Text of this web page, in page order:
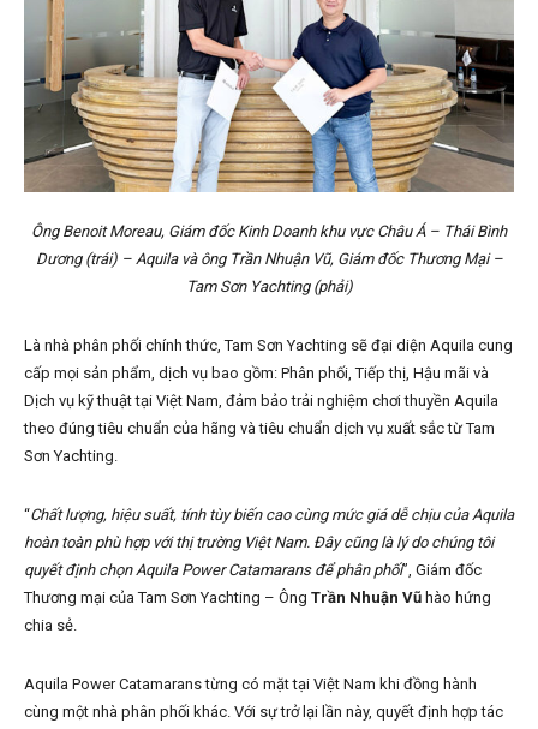
Ông Benoit Moreau, Giám đốc Kinh Doanh khu vực Châu Á – Thái Bình
Dương (trái) – Aquila và ông Trần Nhuận Vũ, Giám đốc Thương Mại –
Tam Sơn Yachting (phải)
Là nhà phân phối chính thức, Tam Sơn Yachting sẽ đại diện Aquila cung
cấp mọi sản phẩm, dịch vụ bao gồm: Phân phối, Tiếp thị, Hậu mãi và
Dịch vụ kỹ thuật tại Việt Nam, đảm bảo trải nghiệm chơi thuyền Aquila
theo đúng tiêu chuẩn của hãng và tiêu chuẩn dịch vụ xuất sắc từ Tam
Sơn Yachting.
“Chất lượng, hiệu suất, tính tùy biến cao cùng mức giá dễ chịu của Aquila
hoàn toàn phù hợp với thị trường Việt Nam. Đây cũng là lý do chúng tôi
quyết định chọn Aquila Power Catamarans để phân phối”, Giám đốc
Thương mại của Tam Sơn Yachting – Ông Trần Nhuận Vũ hào hứng
chia sẻ.
Aquila Power Catamarans từng có mặt tại Việt Nam khi đồng hành
cùng một nhà phân phối khác. Với sự trở lại lần này, quyết định hợp tác